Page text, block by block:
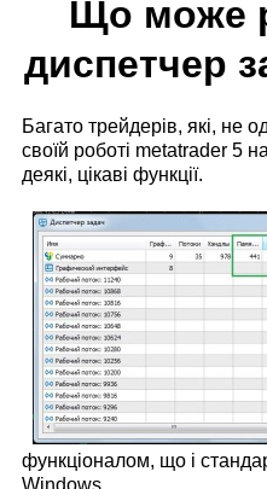
Що може
диспетчер
Багато трейдерів, які, не
своїй роботі metatrader 5
деякі, цікаві функції.
функціоналом, що і
Windows.